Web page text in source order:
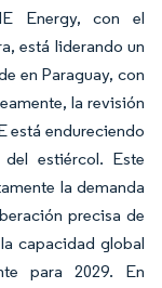
Energy, con el
está liderando un
en Paraguay, con
la revisión
está endureciendo
estiércol. Este
la demanda
precisa de
capacidad global
para 2029. En